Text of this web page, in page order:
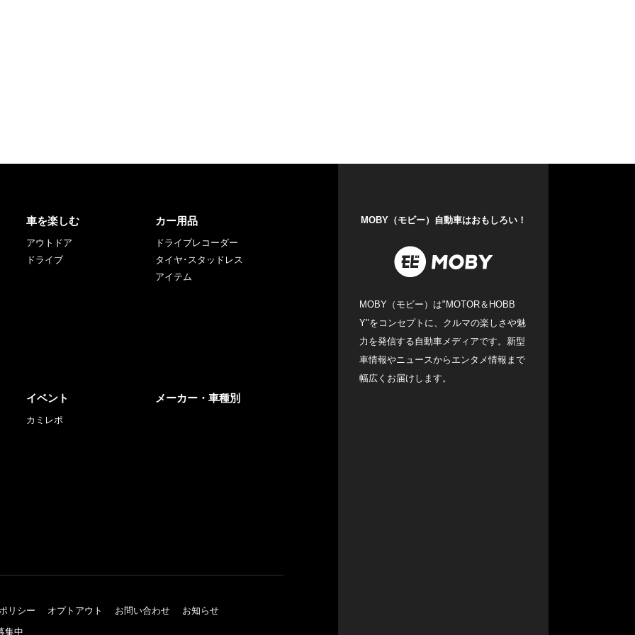
車を楽しむ
アウトドア
ドライブ
カー用品
ドライブレコーダー
タイヤ･スタッドレス
アイテム
イベント
カミレポ
メーカー・車種別
リシー オプトアウト お問い合わせ
お知らせ
集中
MOBY（モビー）自動車はおもしろい！
MOBY（モビー）は"MOTOR＆HOBB
Y"をコンセプトに、クルマの楽しさや魅
力を発信する自動車メディアです。新型
車情報やニュースからエンタメ情報まで
幅広くお届けします。